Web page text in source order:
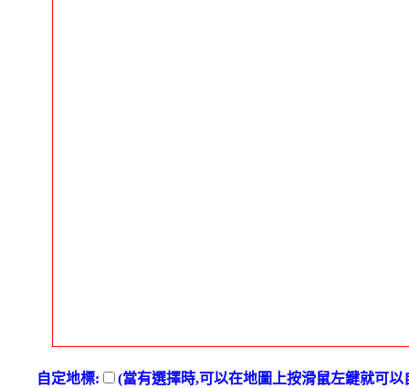
自定地標:
(當有選擇時,可以在地圖上按滑鼠左鍵就可